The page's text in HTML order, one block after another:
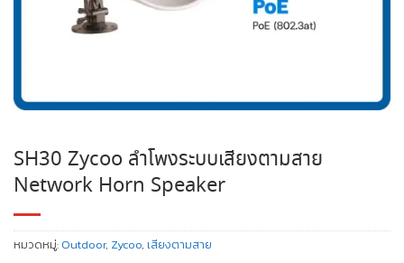
SH30 Zycoo ลำโพงระบบเสียงตามสาย
Network Horn Speaker
หมวดหมู่: Outdoor, Zycoo, เสียงตามสาย